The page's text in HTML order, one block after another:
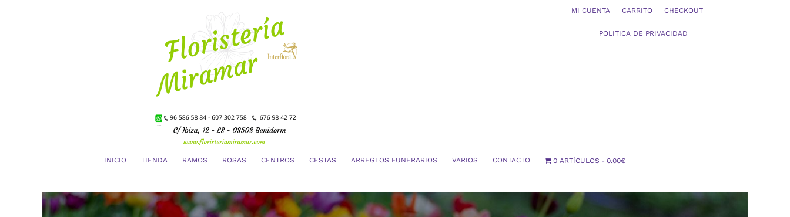
MI CUENTA CARRITO CHECKOUT
POLITICA DE PRIVACIDAD
INICIO TIENDA RAMOS ROSAS CENTROS CESTAS ARREGLOS FUNERARIOS VARIOS CONTACTO 0 ARTÍCULOS 0.00€